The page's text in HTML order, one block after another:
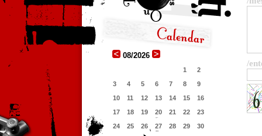
08/2026
1
2
3
4 5 6 7 8
9
10
11 12 13 14 15
16
17
18 19 20 21 22
23
24
25 26 27 28 29
30
/